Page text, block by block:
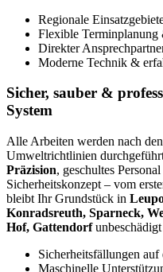
Regionale
Flexible Terminplanung
Direkter
Moderne Technik &
Sicher, sauber &
System
Alle Arbeiten werden nach
Umweltrichtlinien
Präzision, geschultes
Sicherheitskonzept – vom
bleibt Ihr Grundstück in
Konradsreuth, Sparneck,
Hof, Gattendorf
Sicherheitsfällungen auf
Maschinelle